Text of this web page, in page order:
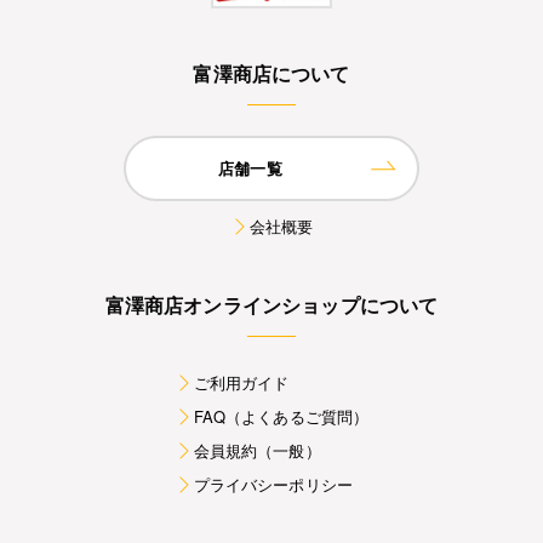
富澤商店について
店舗一覧
会社概要
富澤商店オンラインショップについて
ご利用ガイド
FAQ（よくあるご質問）
会員規約（一般）
プライバシーポリシー